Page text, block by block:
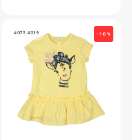
FIYATLARI
#073.4019